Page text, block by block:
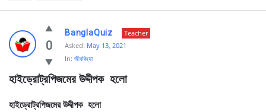
Ask
Questions
BanglaQuiz
Latest
0
BanglaQuiz
Teacher
Asked: May 13, 2021
In: জীববিদ্যা
হাইড্রোট্রপিজমের উদ্দীপক  হলো
হাইড্রোট্রপিজমের উদ্দীপক হলো